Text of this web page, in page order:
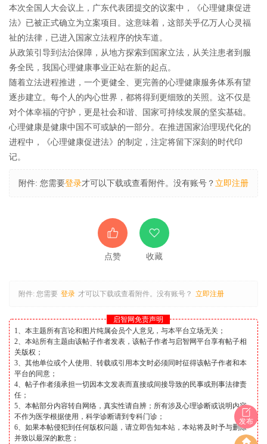
本次全国人大会议上，广东代表团提交的议案中，《心理健康促进
法》已被正式确立为立案项目。这意味着，这部关乎亿万人心灵福
祉的法律，已进入国家立法程序的快车道。
从政策引导到法治保障，从地方探索到国家立法，从关注患者到服
务全民，我国心理健康事业正站在新的起点。
随着立法进程推进，一个更健全、更完善的心理健康服务体系有望
逐步建立。每个人的内心世界，都将得到更细致的关照。这不仅是
对个体幸福的守护，更是社会和谐、国家可持续发展的坚实基础。
心理健康是健康中国不可或缺的一部分。在推进国家治理现代化的
进程中，《心理健康促进法》的制定，注定将留下深刻的时代印
记。
附件: 您需要登录才可以下载或查看附件。没有账号？ 立即注册
点赞 收藏
附件: 您需要 登录 才可以下载或查看附件。没有账号？ 立即注册
启智网免责声明
1、本主题所有言论和图片纯属会员个人意见，与本平台立场无关；
2、本站所有主题由该帖子作者发表，该帖子作者与启智网平台享有帖子相
关版权；
3、其他单位或个人使用、转载或引用本文时必须同时征得该帖子作者和本
平台的同意；
4、帖子作者须承担一切因本文发表而直接或间接导致的民事或刑事法律责
任；
5、本帖部分内容转自网络，真实性请自辨；所有涉及心理诊断或说明内容
不作为医学根据使用，科学诊断请到专科门诊；
6、如果本帖侵犯到任何版权问题，请立即告知本站，本站将及时予与删除
并致以最深的歉意；
发布